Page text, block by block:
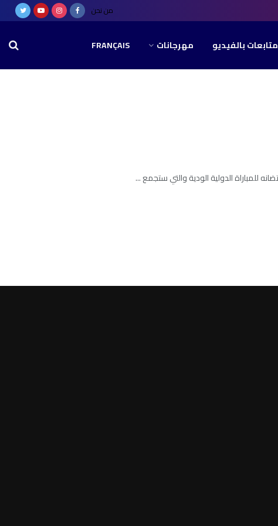
من نحن
متابعات بالفيديو مهرجانات FRANÇAIS